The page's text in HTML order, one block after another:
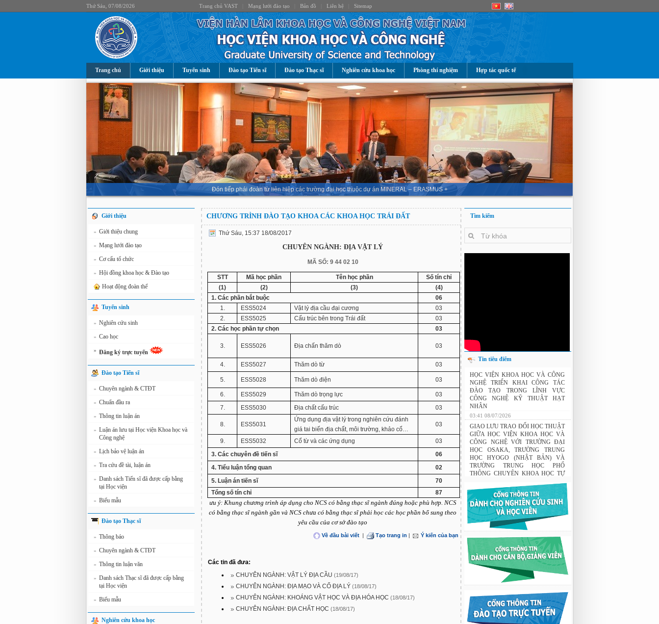
Thứ Sáu, 07/08/2026 Trang chủ VAST| Mạng lưới đào tạo Bản đồ Liên hệ| Sitemap
Trang chủ Giới thiệu Tuyển sinh Đào tạo Tiến sĩ Đào tạo Thạc sĩ Nghiên cứu khoa học Phòng thí nghiệm Hợp tác quốc tế
Đón tiếp phái đoàn từ liên hiệp các trường đại học thuộc dự án MINERAL – ERASMUS +
Giới thiệu
» Giới thiệu chung
» Mạng lưới đào tạo
» Cơ cấu tổ chức
» Hội đồng khoa học & Đào tạo
Hoạt động đoàn thể
Tuyển sinh
» Nghiên cứu sinh
» Cao học
» Đăng ký trực tuyến
Đào tạo Tiến sĩ
» Chuyên ngành & CTĐT
» Chuẩn đầu ra
» Thông tin luận án
» Luận án lưu tại Học viện Khoa học và
Công nghệ
» Lịch bảo vệ luận án
» Tra cứu đề tài, luận án
» Danh sách Tiến sĩ đã được cấp bằng
tại Học viện
» Biểu mẫu
Đào tạo Thạc sĩ
» Thông báo
» Chuyên ngành & CTĐT
» Thông tin luận văn
» Danh sách Thạc sĩ đã được cấp bằng
tại Học viện
» Biểu mẫu
Nghiên cứu khoa học
CHƯƠNG TRÌNH ĐÀO TẠO KHOA CÁC KHOA HỌC TRÁI ĐẤT
Thứ Sáu, 15:37 18/08/2017
CHUYÊN NGÀNH: ĐỊA VẬT LÝ
MÃ SỐ: 944 02 10
STT Mã học phần Tên học phần
Số tín chỉ
(1)
(2) (3)
(4)
1. Các phần bắt buộc
06
1.
ESS5024 Vật lý địa cầu đại cương
03
2.
ESS5025 Cấu trúc bên trong Trái đất
03
2. Các học phần tự chọn
03
3. ESS5026 Địa chấn thăm dò 03
4. ESS5027 Thăm dò từ 03
5. ESS5028 Thăm dò điện 03
6. ESS5029 Thăm dò trọng lực
03
7.
ESS5030 Địa chất cấu trúc 03
8. ESS5031
Ứng dụng địa vật lý trong nghiên cứu đánh
giá tai biến địa chất, môi trường, khảo cổ…
03
9. ESS5032 Cổ từ và các ứng dụng
03
3. Các chuyên đề tiến sĩ
06
4. Tiểu luận tổng quan
02
5. Luận án tiến sĩ
70
Tổng số tín chỉ
87
ưu ý: Khung chương trình áp dụng cho NCS có bằng thạc sĩ ngành đúng hoặc phù hợp. NCS
có bằng thạc sĩ ngành gần và NCS chưa có bằng thạc sĩ phải học các học phần bổ sung theo
yêu cầu của cơ sở đào tạo
Về đầu bài viết | Tạo trang in | Ý kiến của bạn
Các tin đã đưa:
CHUYÊN NGÀNH: VẬT LÝ ĐỊA CẦU (19/08/17)
CHUYÊN NGÀNH: ĐỊA MẠO VÀ CỔ ĐỊA LÝ (18/08/17)
CHUYÊN NGÀNH: KHOÁNG VẬT HỌC VÀ ĐỊA HÓA HỌC (18/08/17)
CHUYÊN NGÀNH: ĐỊA CHẤT HỌC (18/08/17)
Tìm kiếm
Tin tiêu điểm
THÔNG BÁO: Xét duyệt học bổng do
Tập đoàn Novatech tài trợ năm 2026
HỌC VIỆN KHOA HỌC VÀ CÔNG
NGHỆ TRIỂN KHAI CÔNG TÁC
ĐÀO TẠO TRONG LĨNH VỰC
CÔNG NGHỆ KỸ THUẬT HẠT
NHÂN
03:41 08/07/2026
GIAO LƯU TRAO ĐỔI HỌC THUẬT
GIỮA HỌC VIỆN KHOA HỌC VÀ
CÔNG NGHỆ VỚI TRƯỜNG ĐẠI
HỌC OSAKA, TRƯỜNG TRUNG
HỌC HYOGO (NHẬT BẢN) VÀ
TRƯỜNG TRUNG HỌC PHỔ
THÔNG CHUYÊN KHOA HỌC TỰ
02:22 23/07/2026
THÔNG BÁO: Về việc đăng ký tham
gia lớp bồi dưỡng nghiệp vụ sư phạm
cho giảng viên.
03:12 29/07/2026
Nghiên cứu chế tạo hệ thống xác định
hướng vật thể độ chính xác cao dựa trên
từ kế và vật liệu biến hóa
9:33 sáng thứ hai, 03/08/2026
Nghiên cứu chế tạo hệ thống xác định
hướng vật thể độ chính xác cao dựa trên
từ kế và vật liệu biến hóa
9:33 sáng thứ hai, 03/08/2026